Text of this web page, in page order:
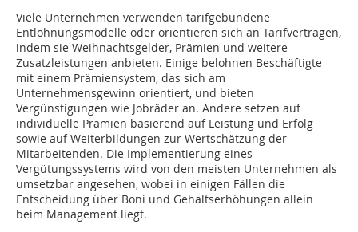
Viele Unternehmen verwenden tarifgebundene
Entlohnungsmodelle oder orientieren sich an Tarifverträgen,
indem sie Weihnachtsgelder, Prämien und weitere
Zusatzleistungen anbieten. Einige belohnen Beschäftigte
mit einem Prämiensystem, das sich am
Unternehmensgewinn orientiert, und bieten
Vergünstigungen wie Jobräder an. Andere setzen auf
individuelle Prämien basierend auf Leistung und Erfolg
sowie auf Weiterbildungen zur Wertschätzung der
Mitarbeitenden. Die Implementierung eines
Vergütungssystems wird von den meisten Unternehmen als
umsetzbar angesehen, wobei in einigen Fällen die
Entscheidung über Boni und Gehaltserhöhungen allein
beim Management liegt.